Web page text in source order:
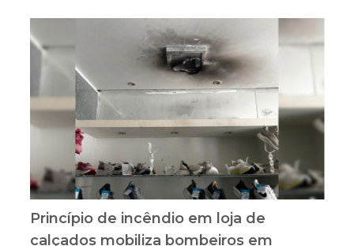
Princípio de incêndio em loja de
calçados mobiliza bombeiros em